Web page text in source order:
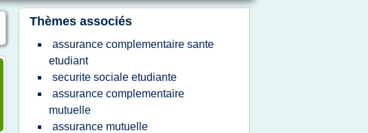
Thèmes associés
assurance complementaire sante
etudiant
securite sociale etudiante
assurance complementaire
mutuelle
assurance mutuelle